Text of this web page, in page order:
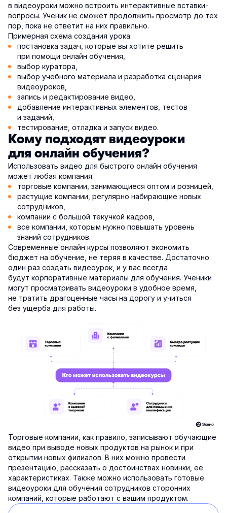
в видеоуроки можно встроить интерактивные вставки-
вопросы. Ученик не сможет продолжить просмотр до тех
пор, пока не ответит на них правильно.
Примерная схема создания урока:
постановка задач, которые вы хотите решить
при помощи онлайн обучения,
выбор куратора,
выбор учебного материала и разработка сценария
видеоуроков,
запись и редактирование видео,
добавление интерактивных элементов, тестов
и заданий,
тестирование, отладка и запуск видео.
Кому подходят видеоуроки
для онлайн обучения?
Использовать видео для быстрого онлайн обучения
может любая компания:
торговые компании, занимающиеся оптом и розницей,
растущие компании, регулярно набирающие новых
сотрудников,
компании с большой текучкой кадров,
все компании, которым нужно повышать уровень
знаний сотрудников.
Современные онлайн курсы позволяют экономить
бюджет на обучение, не теряя в качестве. Достаточно
один раз создать видеоурок, и у вас всегда
будут корпоративные материалы для обучения. Ученики
могут просматривать видеоуроки в удобное время,
не тратить драгоценные часы на дорогу и учиться
без ущерба для работы.
Торговые компании, как правило, записывают обучающие
видео при выводе новых продуктов на рынок и при
открытии новых филиалов. В них можно провести
презентацию, рассказать о достоинствах новинки, её
характеристиках. Также можно использовать готовые
видеоуроки для обучения сотрудников сторонних
компаний, которые работают с вашим продуктом.